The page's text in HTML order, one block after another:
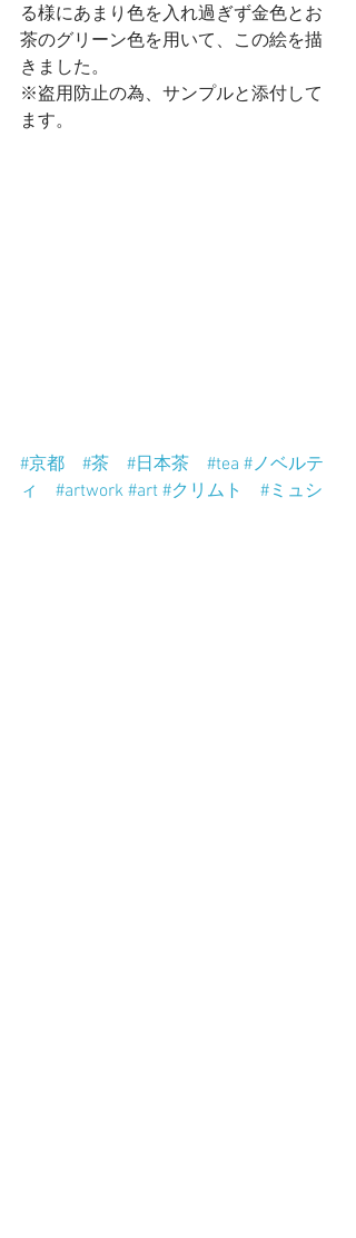
る様にあまり色を入れ過ぎず金色とお
茶のグリーン色を用いて、この絵を描
きました。
※盗用防止の為、サンプルと添付して
ます。
#京都 #茶 #日本茶 #tea #ノベルテ
ィ
#artwork #art #クリムト
#ミュシ